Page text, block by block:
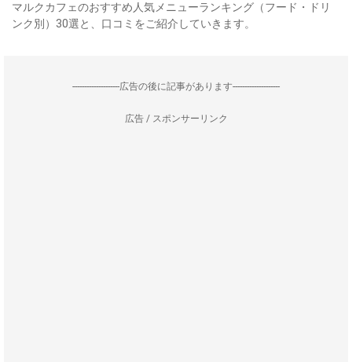
マルクカフェのおすすめ人気メニューランキング（フード・ドリ
ンク別）30選と、口コミをご紹介していきます。
--------------------広告の後に記事があります--------------------
広告 / スポンサーリンク